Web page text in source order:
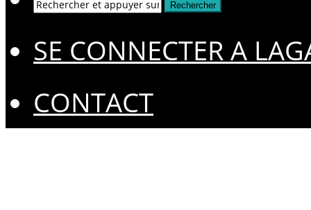
SE CONNECTER A
CONTACT